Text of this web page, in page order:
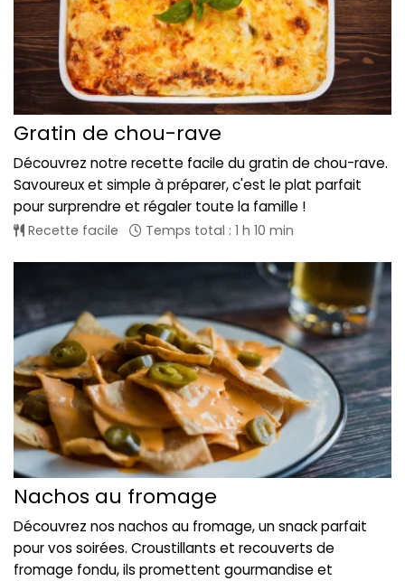
Gratin de chou-rave
Découvrez notre recette facile du gratin de chou-rave.
Savoureux et simple à préparer, c'est le plat parfait
pour surprendre et régaler toute la famille !
Recette facile Temps total : 1 h 10 min
Nachos au fromage
Découvrez nos nachos au fromage, un snack parfait
pour vos soirées. Croustillants et recouverts de
fromage fondu, ils promettent gourmandise et